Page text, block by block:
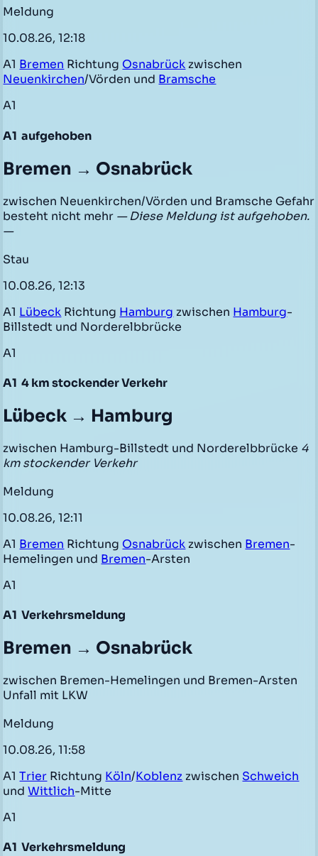
Meldung
10.08.26, 12:18
A1 Bremen Richtung Osnabrück zwischen
Neuenkirchen/Vörden und Bramsche
A1
A1 aufgehoben
Bremen → Osnabrück
zwischen Neuenkirchen/Vörden und Bramsche Gefahr
besteht nicht mehr — Diese Meldung ist aufgehoben.
—
Stau
10.08.26, 12:13
A1 Lübeck Richtung Hamburg zwischen Hamburg-
Billstedt und Norderelbbrücke
A1
A1 4 km stockender Verkehr
Lübeck → Hamburg
zwischen Hamburg-Billstedt und Norderelbbrücke 4
km stockender Verkehr
Meldung
10.08.26, 12:11
A1 Bremen Richtung Osnabrück zwischen Bremen-
Hemelingen und Bremen-Arsten
A1
A1 Verkehrsmeldung
Bremen → Osnabrück
zwischen Bremen-Hemelingen und Bremen-Arsten
Unfall mit LKW
Meldung
10.08.26, 11:58
A1Trier Richtung Köln/Koblenz zwischen Schweich
undWittlich-Mitte
A1
A1 Verkehrsmeldung